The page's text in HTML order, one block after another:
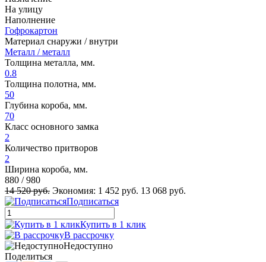
На улицу
Наполнение
Гофрокартон
Материал снаружи / внутри
Металл / металл
Толщина металла, мм.
0.8
Толщина полотна, мм.
50
Глубина короба, мм.
70
Класс основного замка
2
Количество притворов
2
Ширина короба, мм.
880 / 980
14 520 руб. Экономия: 1 452 руб. 13 068 руб.
Подписаться
Купить в 1 клик
В рассрочку
Недоступно
Поделиться